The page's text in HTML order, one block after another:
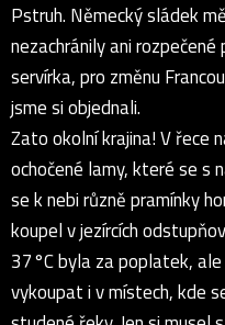
Pstruh. Německý sládek
nezachránily ani
servírka, pro změnu
jsme si objednali.
Zato okolní krajina! V řece
ochočené lamy, které se s
se k nebi různě pramínky
koupel v jezírcích
37°C byla za poplatek,
vykoupat i v místech, kde